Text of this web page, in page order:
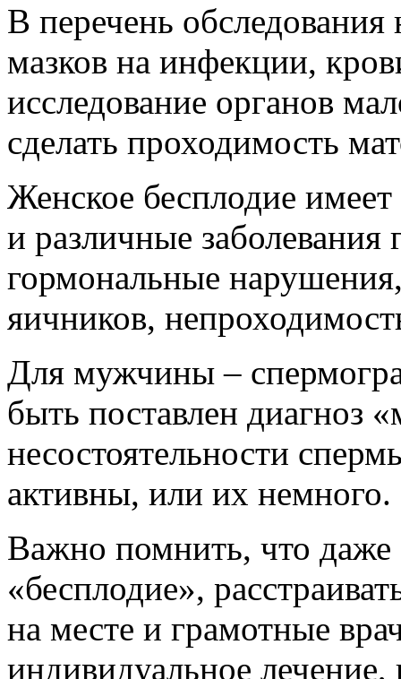
В перечень обследования
мазков на инфекции,
исследование органов
сделать проходимость
Женское бесплодие
и различные заболевания
гормональные
яичников,
Для мужчины –
быть поставлен диагноз
несостоятельности
активны, или их немного.
Важно помнить, что даже
«бесплодие»,
на месте и грамотные
индивидуальное